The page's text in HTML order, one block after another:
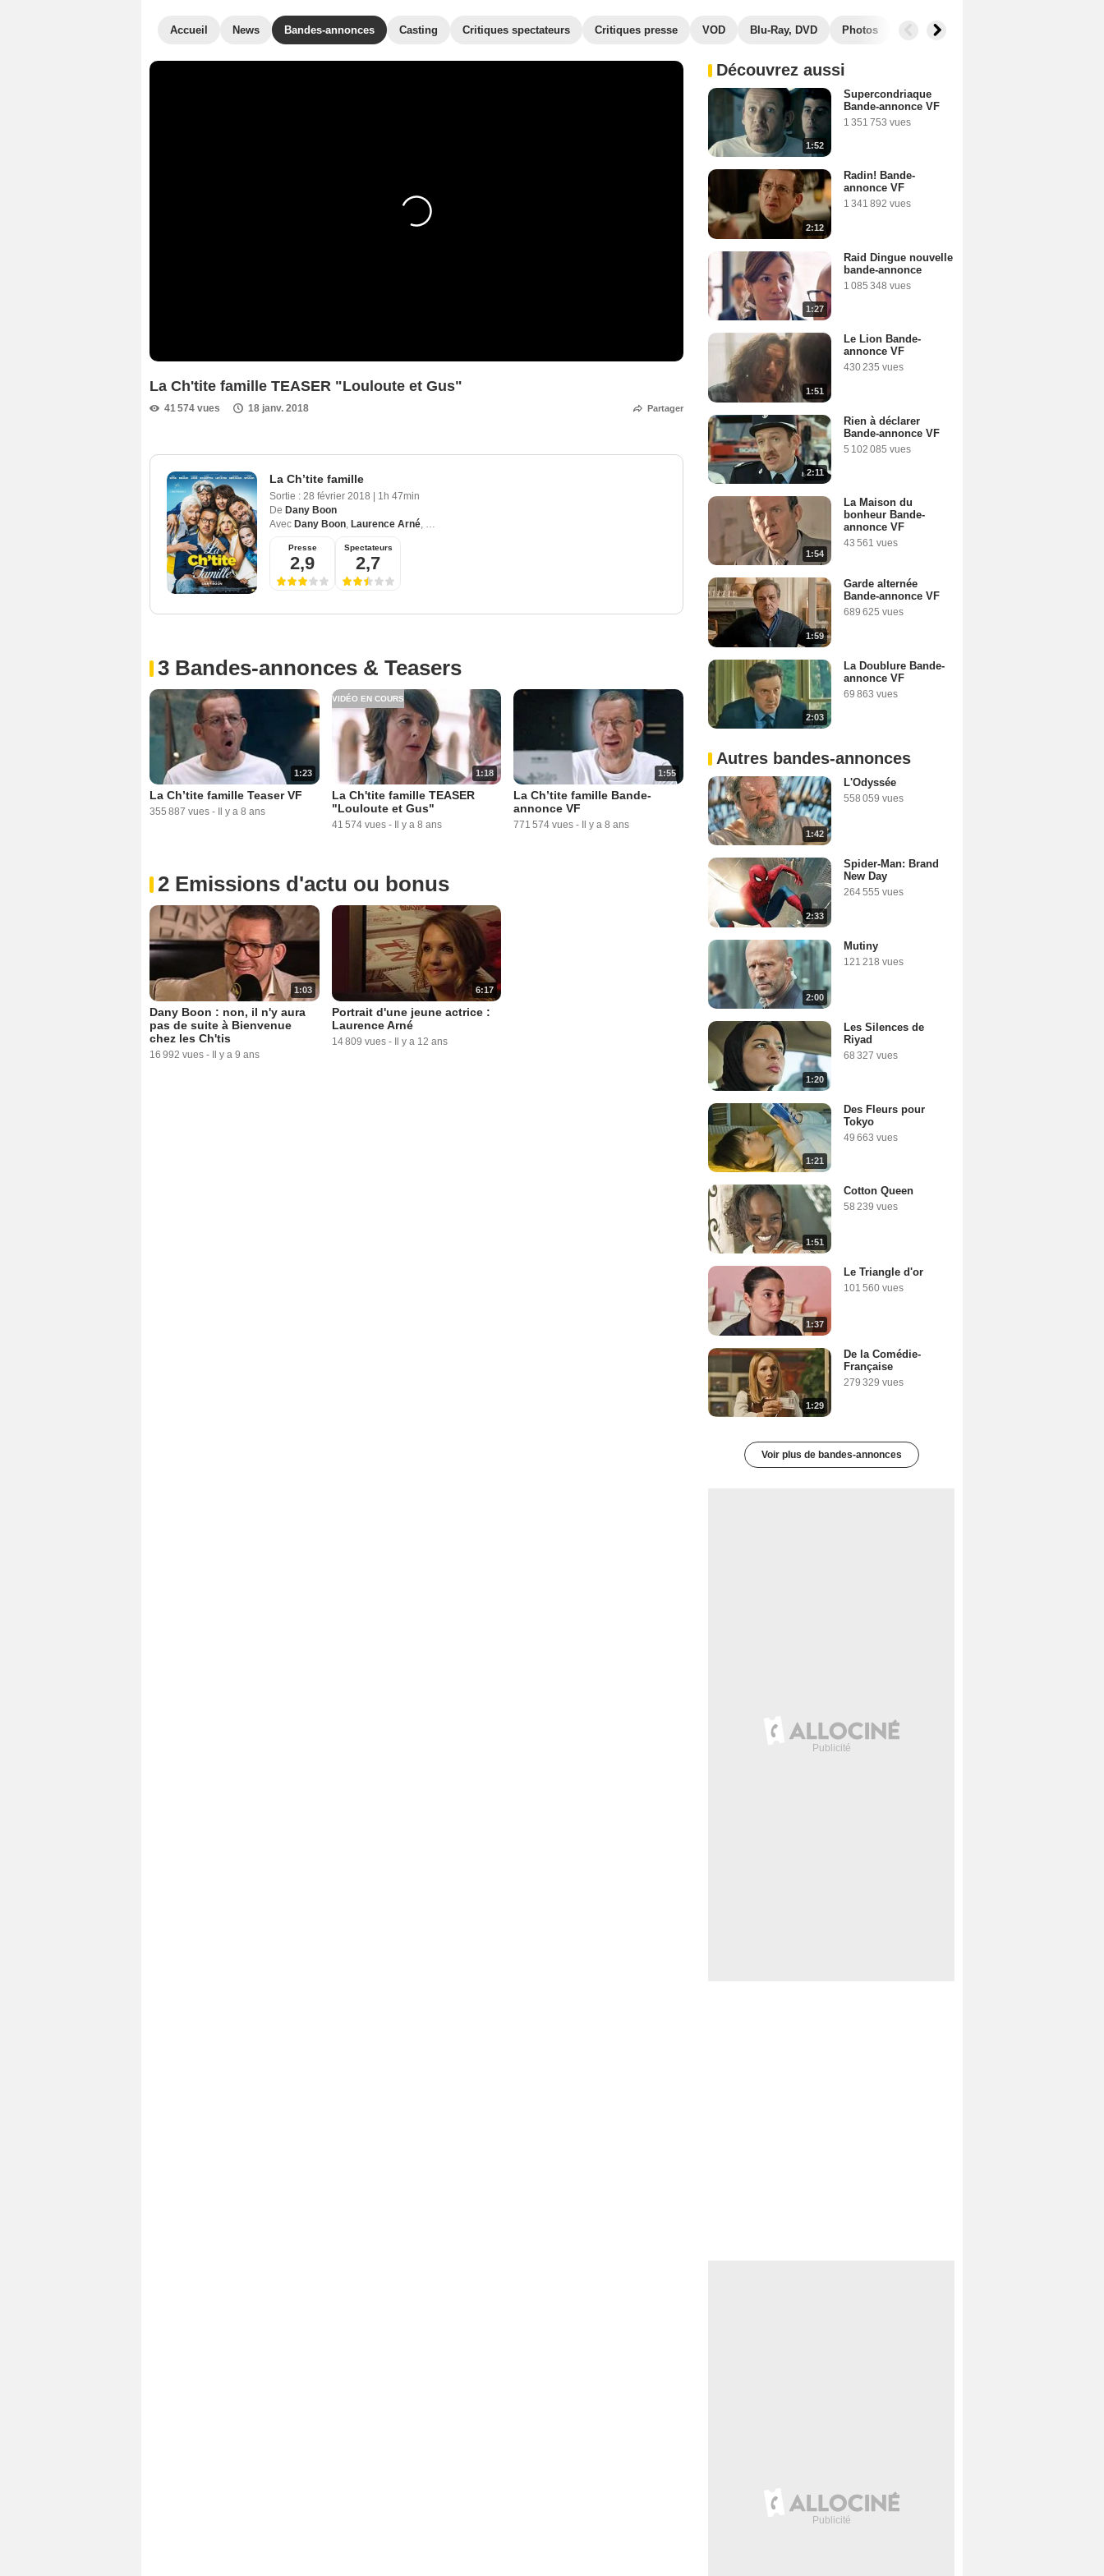
Accueil News Bandes-annonces Casting Critiques spectateurs Critiques presse VOD Blu-Ray, DVD Photos Secrets de tournage
La Ch'tite famille TEASER "Louloute et Gus"
41 574 vues 18 janv. 2018 Partager
La Ch’tite famille
Sortie : 28 février 2018
1h 47min
De Dany Boon
Avec Dany Boon, Laurence Arné, François Berléand
Presse
2,9
Spectateurs
2,7
3 Bandes-annonces & Teasers
1:23
La Ch’tite famille Teaser VF
355 887 vues - Il y a 8 ans
1:18
VIDÉO EN COURS
La Ch'tite famille TEASER
"Louloute et Gus"
41 574 vues - Il y a 8 ans
1:55
La Ch’tite famille Bande-
annonce VF
771 574 vues - Il y a 8 ans
2 Emissions d'actu ou bonus
1:03
Dany Boon : non, il n'y aura
pas de suite à Bienvenue
chez les Ch'tis
16 992 vues - Il y a 9 ans
6:17
Portrait d'une jeune actrice :
Laurence Arné
14 809 vues - Il y a 12 ans
Découvrez aussi
1:52
Supercondriaque
Bande-annonce VF
1 351 753 vues
2:12
Radin! Bande-
annonce VF
1 341 892 vues
1:27
Raid Dingue nouvelle
bande-annonce
1 085 348 vues
1:51
Le Lion Bande-
annonce VF
430 235 vues
2:11
Rien à déclarer
Bande-annonce VF
5 102 085 vues
1:54
La Maison du
bonheur Bande-
annonce VF
43 561 vues
1:59
Garde alternée
Bande-annonce VF
689 625 vues
2:03
La Doublure Bande-
annonce VF
69 863 vues
Autres bandes-annonces
1:42
L'Odyssée
558 059 vues
2:33
Spider-Man: Brand
New Day
264 555 vues
2:00
Mutiny
121 218 vues
1:20
Les Silences de
Riyad
68 327 vues
1:21
Des Fleurs pour
Tokyo
49 663 vues
1:51
Cotton Queen
58 239 vues
1:37
Le Triangle d'or
101 560 vues
1:29
De la Comédie-
Française
279 329 vues
Voir plus de bandes-annonces